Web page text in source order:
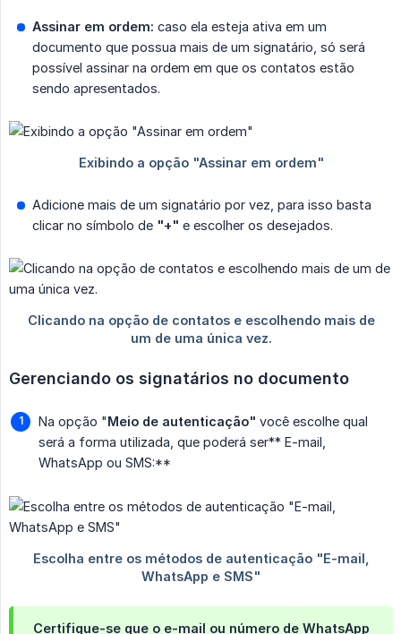
Assinar em ordem: caso ela esteja ativa em um
documento que possua mais de um signatário, só será
possível assinar na ordem em que os contatos estão
sendo apresentados.
Adicione mais de um signatário por vez, para isso basta
clicar no símbolo de "+" e escolher os desejados.
Gerenciando os signatários no documento
Na opção "Meio de autenticação" você escolhe qual
será a forma utilizada, que poderá ser** E-mail,
WhatsApp ou SMS:**
Certifique-se que o e-mail ou número de WhatsApp